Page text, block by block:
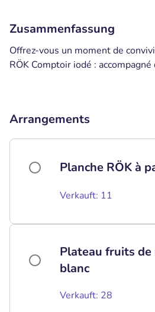
Zusammenfassung
Offrez-vous un moment de
RÖK Comptoir iodé :
Arrangements
Planche RÖK à
Verkauft: 11
Plateau fruits
blanc
Verkauft: 28